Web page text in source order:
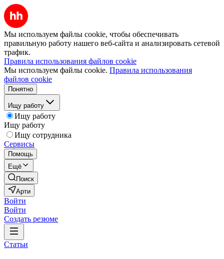
Мы используем файлы cookie, чтобы обеспечивать
правильную работу нашего веб-сайта и анализировать сетевой
трафик.
Правила использования файлов cookie
Мы используем файлы cookie. Правила использования
файлов cookie
Понятно
Ищу работу
Ищу работу
Ищу работу
Ищу сотрудника
Сервисы
Помощь
Ещё
Поиск
Арти
Войти
Войти
Создать резюме
Статьи